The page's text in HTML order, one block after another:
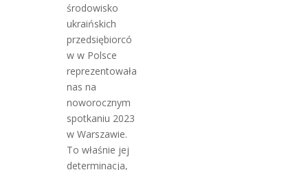
środowisko
ukraińskich
przedsiębiorcó
w w Polsce
reprezentowała
nas na
noworocznym
spotkaniu 2023
w Warszawie.
To właśnie jej
determinacja,